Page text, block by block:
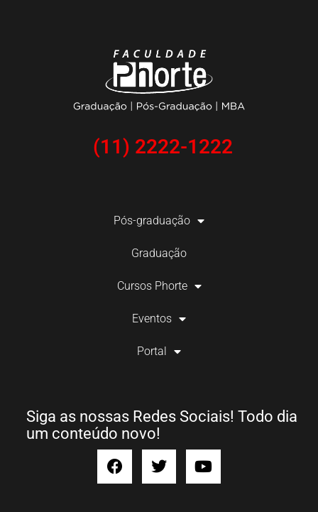
(11) 2222-1222
Pós-graduação
Graduação
Cursos Phorte
Eventos
Portal
Siga as nossas Redes Sociais! Todo dia
um conteúdo novo!